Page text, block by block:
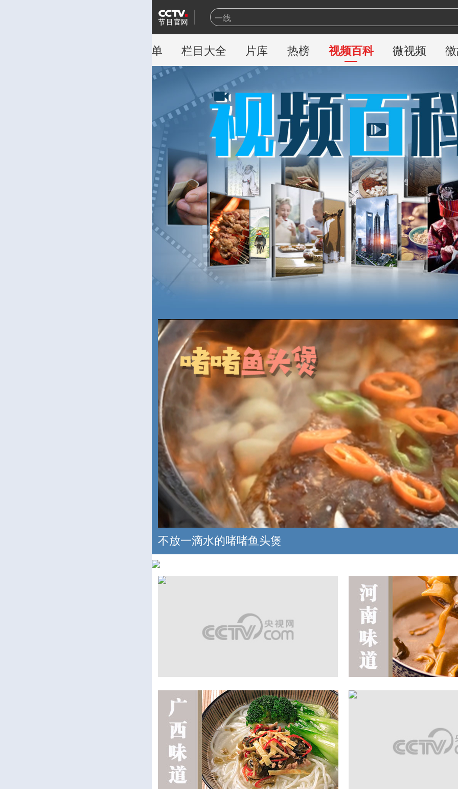
一线
天网
豪门盛宴
新闻联播
世界杯
熊出没
今日说法
新闻周刊
百家讲坛
节目单 栏目大全 片库 热榜 视频百科 微视频
不放一滴水的啫啫鱼头煲